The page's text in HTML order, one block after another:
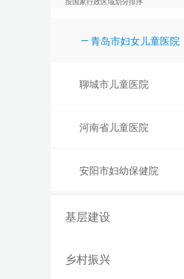
青岛市妇女儿童医院
聊城市儿童医院
河南省儿童医院
安阳市妇幼保健院
洛阳市妇幼保健院
武汉儿童医院
基层建设
乡村振兴